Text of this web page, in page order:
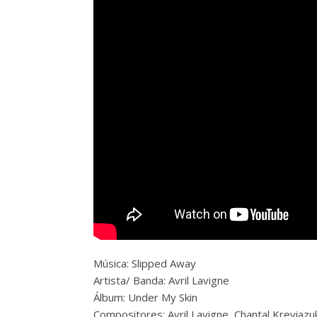
Música: Slipped Away
Artista/ Banda: Avril Lavigne
Álbum: Under My Skin
Compositores: Avril Lavigne, Chantal